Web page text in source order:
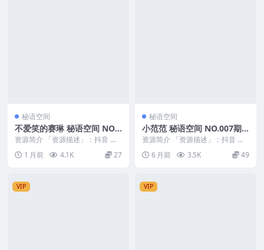
秘语空间
不爱笑的赛琳 秘语空间 NO.0
01期
资源简介 「资源描述」：抖音 不
爱笑的赛琳 秘语空间 NO.001期
【20P1...
1 月前 4.1K 27
秘语空间
小范范 秘语空间 NO.007期
最新至：2026.1.31
资源简介 「资源描述」：抖音 小
范范 秘语空间 NO.007期 【1P4
V】最新...
6 月前 3.5K 49
VIP VIP